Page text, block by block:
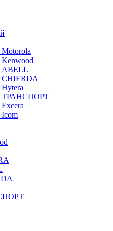
Motorola
Kenwood
ABELL
CHIERDA
ТРАНСПОРТ
Icom